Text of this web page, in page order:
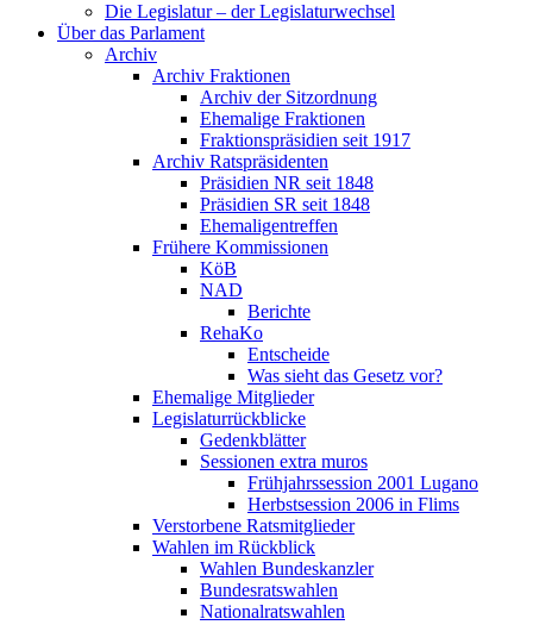
Die Legislatur – der Legislaturwechsel
Über das Parlament
Archiv
Archiv Fraktionen
Archiv der Sitzordnung
Ehemalige Fraktionen
Fraktionspräsidien seit 1917
Archiv Ratspräsidenten
Präsidien NR seit 1848
Präsidien SR seit 1848
Ehemaligentreffen
Frühere Kommissionen
KöB
NAD
Berichte
RehaKo
Entscheide
Was sieht das Gesetz vor?
Ehemalige Mitglieder
Legislaturrückblicke
Gedenkblätter
Sessionen extra muros
Frühjahrssession 2001 Lugano
Herbstsession 2006 in Flims
Verstorbene Ratsmitglieder
Wahlen im Rückblick
Wahlen Bundeskanzler
Bundesratswahlen
Nationalratswahlen